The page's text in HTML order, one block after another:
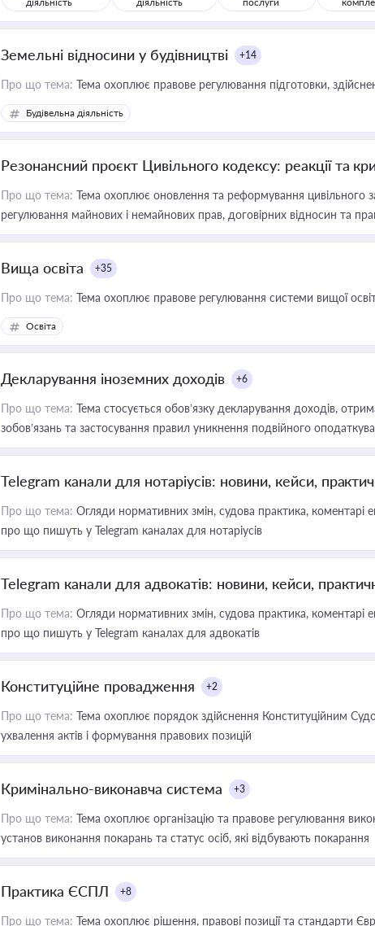
Земельні відносини у будівництві +14
Про що тема: Тема охоплює правове регулювання підготовки,
Будівельна діяльність
Резонансний проєкт Цивільного кодексу: реакції та
Про що тема: Тема охоплює оновлення та реформування цивільного
регулювання майнових і немайнових прав, договірних відносин та
Вища освіта +35
Про що тема: Тема охоплює правове регулювання системи вищої освіти,
Освіта
Декларування іноземних доходів +6
Про що тема: Тема стосується обов’язку декларування доходів,
зобов’язань та застосування правил уникнення подвійного
Telegram канали для нотаріусів: новини, кейси,
Про що тема: Огляди нормативних змін, судова практика, коментарі
про що пишуть у Telegram каналах для нотаріусів
Telegram канали для адвокатів: новини, кейси,
Про що тема: Огляди нормативних змін, судова практика, коментарі
про що пишуть у Telegram каналах для адвокатів
Конституційне провадження +2
Про що тема: Тема охоплює порядок здійснення Конституційним
ухвалення актів і формування правових позицій
Кримінально-виконавча система +3
Про що тема: Тема охоплює організацію та правове регулювання
установ виконання покарань та статус осіб, які відбувають покарання
Практика ЄСПЛ +8
Про що тема: Тема охоплює рішення, правові позиції та стандарти